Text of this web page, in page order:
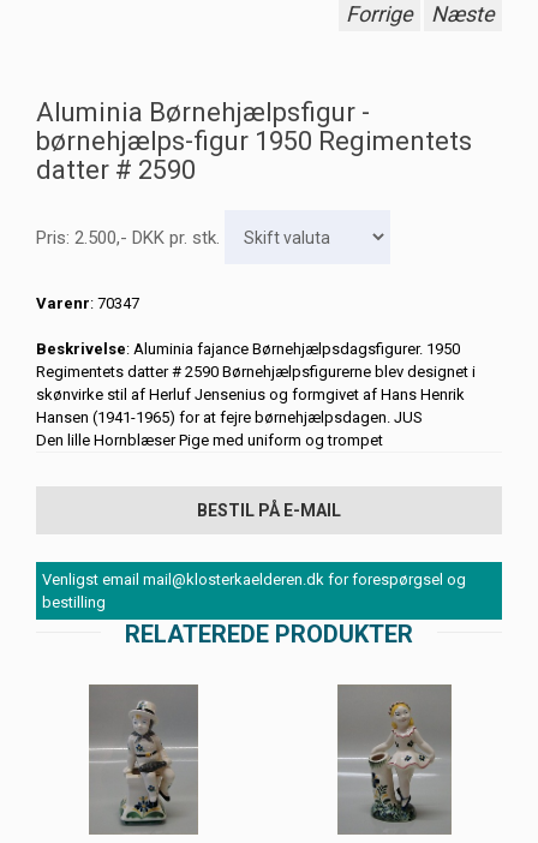
Forrige Næste
Aluminia Børnehjælpsfigur -
børnehjælps-figur 1950 Regimentets
datter # 2590
Pris: 2.500,- DKK pr. stk.
Varenr: 70347
Beskrivelse: Aluminia fajance Børnehjælpsdagsfigurer. 1950
Regimentets datter # 2590 Børnehjælpsfigurerne blev designet i
skønvirke stil af Herluf Jensenius og formgivet af Hans Henrik
Hansen (1941-1965) for at fejre børnehjælpsdagen. JUS
Den lille Hornblæser Pige med uniform og trompet
BESTIL PÅ E-MAIL
Venligst email mail@klosterkaelderen.dk for forespørgsel og
bestilling
RELATEREDE PRODUKTER